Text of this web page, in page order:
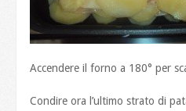
Accendere il forno a 180° per
Condire ora l’ultimo strato di